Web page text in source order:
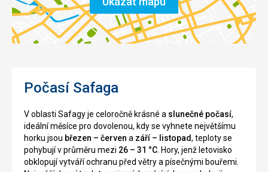
z nápojového lístku, tak vám připraví i nápoj dle vašeho
přání. Ať už alkoholický, nealkoholický, čí teplý. Také jsem
se zmínila, že zatím nebyl v nabídce červený meloun, ač je
právě sezona. A neuvěříte mi, že k večeři bylo co? Ano,
setkání přímo bojí, proto je zde trošku více zmíním.
přišly přímo do mého pokoje, jelikož taková jsou pravidla a
navíc to bylo i mimo pracovní hodiny kliniky. Dostala jsem
injekci a odpoledne ještě infuzi. A teď se ukázalo, jak moc
jsou všichni zaměstnanci všímaví. Číšník Safwat mi hned
přinesl čaj.
Počasí Safaga
V oblasti Safagy je celoročně krásné a slunečné počasí,
ideální měsíce pro dovolenou, kdy se vyhnete největšímu
horku jsou březen – červen a září – listopad, teploty se
pohybují v průměru mezi 26 – 31 °C . Hory, jenž letovisko
obklopují vytváří ochranu před větry a písečnými bouřemi.